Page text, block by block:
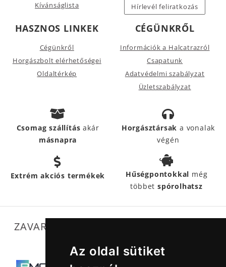
Az oldal sütiket
Kívánságlista
Hírlevél feliratkozás
HASZNOS LINKEK
Cégünkről
Horgászbolt elérhetőségei
Oldaltérkép
CÉGÜNKRŐL
Információk a Halcatrazról
Csapatunk
Adatvédelmi szabályzat
Üzletszabályzat
Csomag szállításakár
másnapra
Horgásztársak a vonalak
végén
Extrém akciós termékek Hűségpontokkal még
többetspórolhatsz
ZAVARTALAN MŰKÖDÉSÜNKET SEGÍTIK